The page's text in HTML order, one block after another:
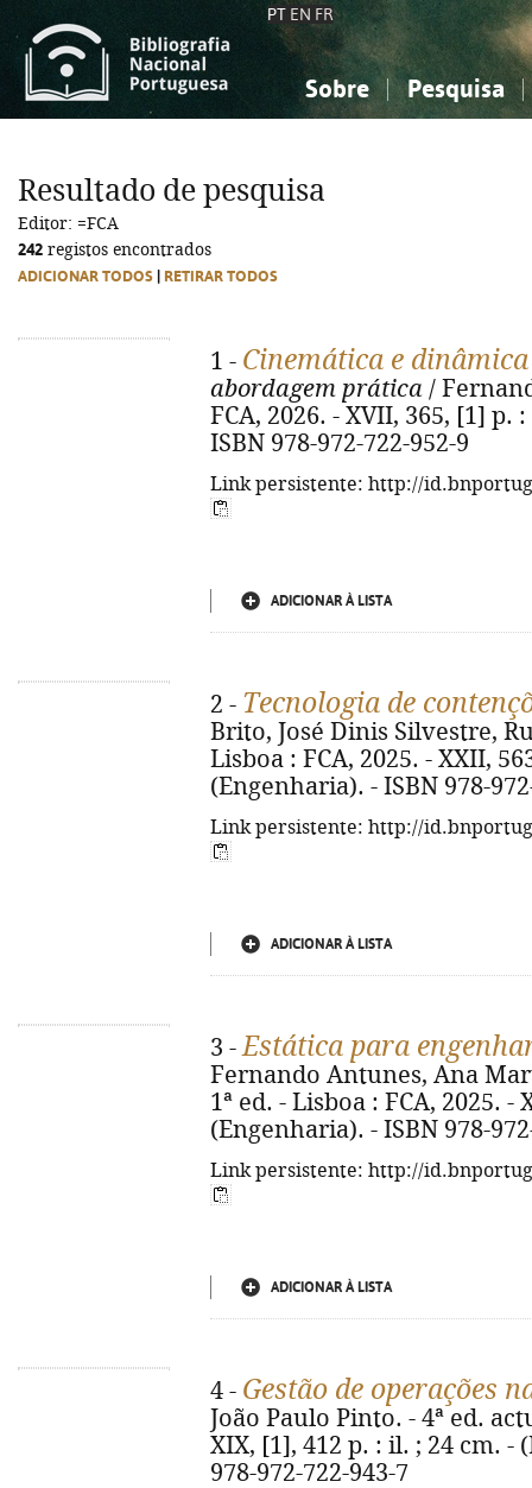
PT EN FR
Sobre Pesquisa
Ciências sociais...
Ciências sociais...
Resultado de pesquisa
Editor: =FCA
242 registos encontrados
ADICIONAR TODOS RETIRAR TODOS
1 - Cinemática e
abordagem prática /
FCA, 2026. - XVII, 365, [1] p.
ISBN 978-972-722-952-9
Link persistente: http://
ADICIONAR À LISTA
2 - Tecnologia de
Brito, José Dinis Silvestre,
Lisboa : FCA, 2025. - XXII,
(Engenharia). - ISBN 978-
Link persistente: http://
ADICIONAR À LISTA
3 -Estática para
Fernando Antunes, Ana
1ª ed. - Lisboa : FCA, 2025. -
(Engenharia). - ISBN 978-
Link persistente: http://
ADICIONAR À LISTA
4 - Gestão de operações
João Paulo Pinto. - 4ª ed.
XIX, [1], 412 p. : il. ; 24 cm. -
978-972-722-943-7